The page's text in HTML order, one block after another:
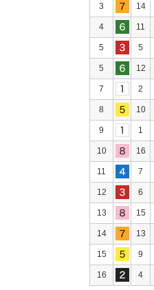
3 14
4 11
5 5
5 12
7 2
8 10
9 1
10 16
11 7
12 6
13 15
14 13
15 9
16 4